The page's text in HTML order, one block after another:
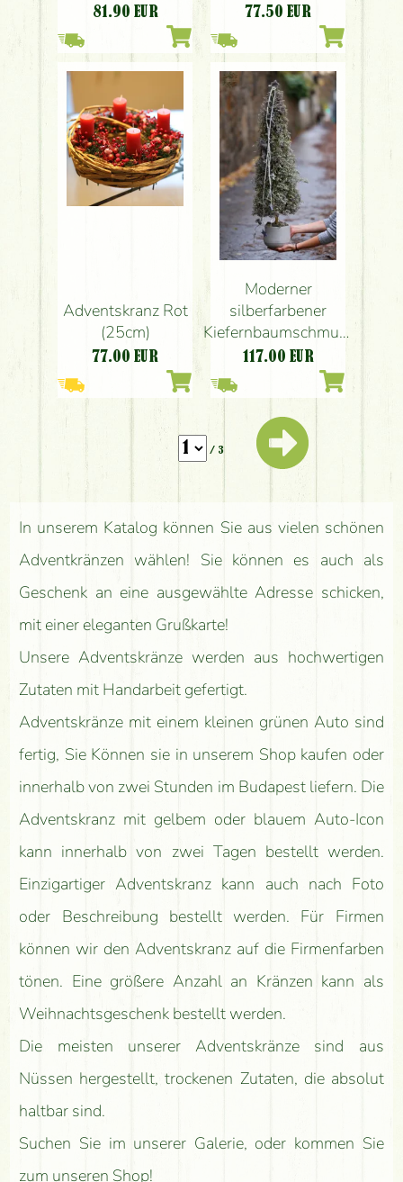
81.90 EUR 77.50 EUR
Adventskranz Rot
(25cm)
77.00 EUR
Moderner
silberfarbener
Kiefernbaumschmuck
gefertigt aus
Limonium in einem
Topf (100 cm)
117.00 EUR
/ 3
In unserem Katalog können Sie aus vielen schönen
Adventkränzen wählen! Sie können es auch als
Geschenk an eine ausgewählte Adresse schicken,
mit einer eleganten Grußkarte!
Unsere Adventskränze werden aus hochwertigen
Zutaten mit Handarbeit gefertigt.
Adventskränze mit einem kleinen grünen Auto sind
fertig, Sie Können sie in unserem Shop kaufen oder
innerhalb von zwei Stunden im Budapest liefern. Die
Adventskranz mit gelbem oder blauem Auto-Icon
kann innerhalb von zwei Tagen bestellt werden.
Einzigartiger Adventskranz kann auch nach Foto
oder Beschreibung bestellt werden. Für Firmen
können wir den Adventskranz auf die Firmenfarben
tönen. Eine größere Anzahl an Kränzen kann als
Weihnachtsgeschenk bestellt werden.
Die meisten unserer Adventskränze sind aus
Nüssen hergestellt, trockenen Zutaten, die absolut
haltbar sind.
Suchen Sie im unserer Galerie, oder kommen Sie
zum unseren Shop!